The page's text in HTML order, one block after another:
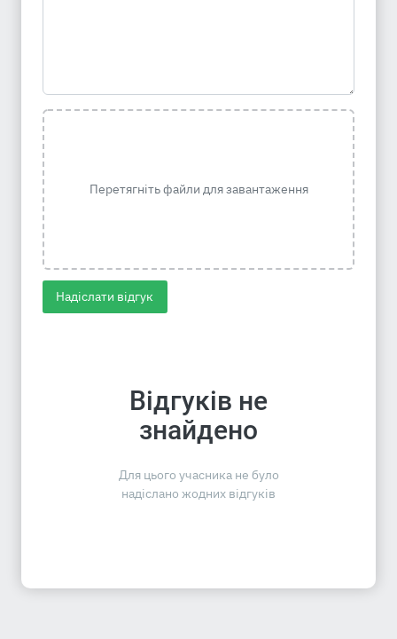
Перетягніть файли для завантаження
Надіслати відгук
Відгуків не
знайдено
Для цього учасника не було
надіслано жодних відгуків